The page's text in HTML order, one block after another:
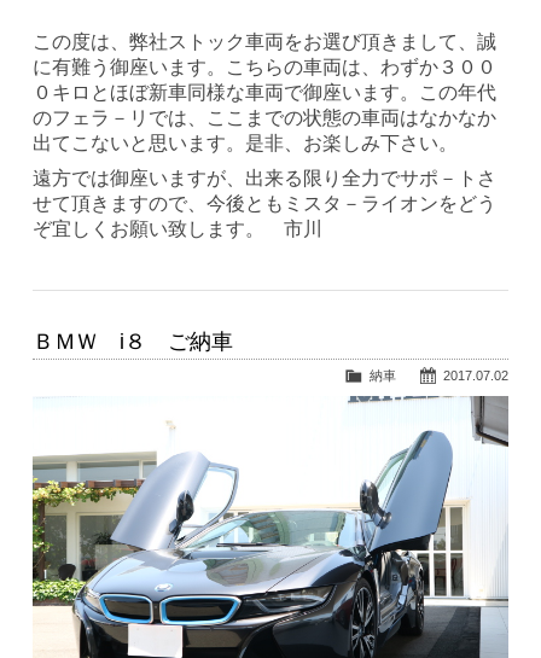
この度は、弊社ストック車両をお選び頂きまして、誠
に有難う御座います。こちらの車両は、わずか３００
０キロとほぼ新車同様な車両で御座います。この年代
のフェラ－リでは、ここまでの状態の車両はなかなか
出てこないと思います。是非、お楽しみ下さい。
遠方では御座いますが、出来る限り全力でサポ－トさ
せて頂きますので、今後ともミスタ－ライオンをどう
ぞ宜しくお願い致します。 市川
ＢＭＷ i８ ご納車
2017.07.02
納車